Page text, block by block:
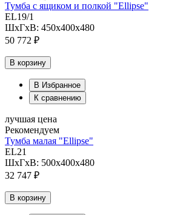
Тумба с ящиком и полкой "Ellipse"
EL19/1
ШхГхВ: 450х400х480
50 772 ₽
В корзину
В Избранное
К сравнению
лучшая цена
Рекомендуем
Тумба малая "Ellipse"
EL21
ШхГхВ: 500х400х480
32 747 ₽
В корзину